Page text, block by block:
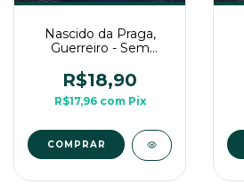
Nascido da Praga,
Guerreiro - Sem
Média Para Rpg
R$18,90
R$17,96 com Pix
COMPRAR